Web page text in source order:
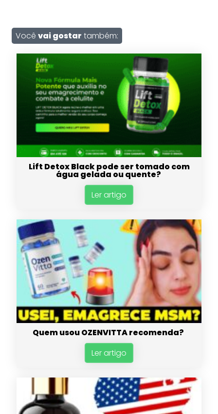
Você vai gostar também:
Lift Detox Black pode ser tomado com
água gelada ou quente?
Ler artigo
Quem usou OZENVITTA recomenda?
Ler artigo